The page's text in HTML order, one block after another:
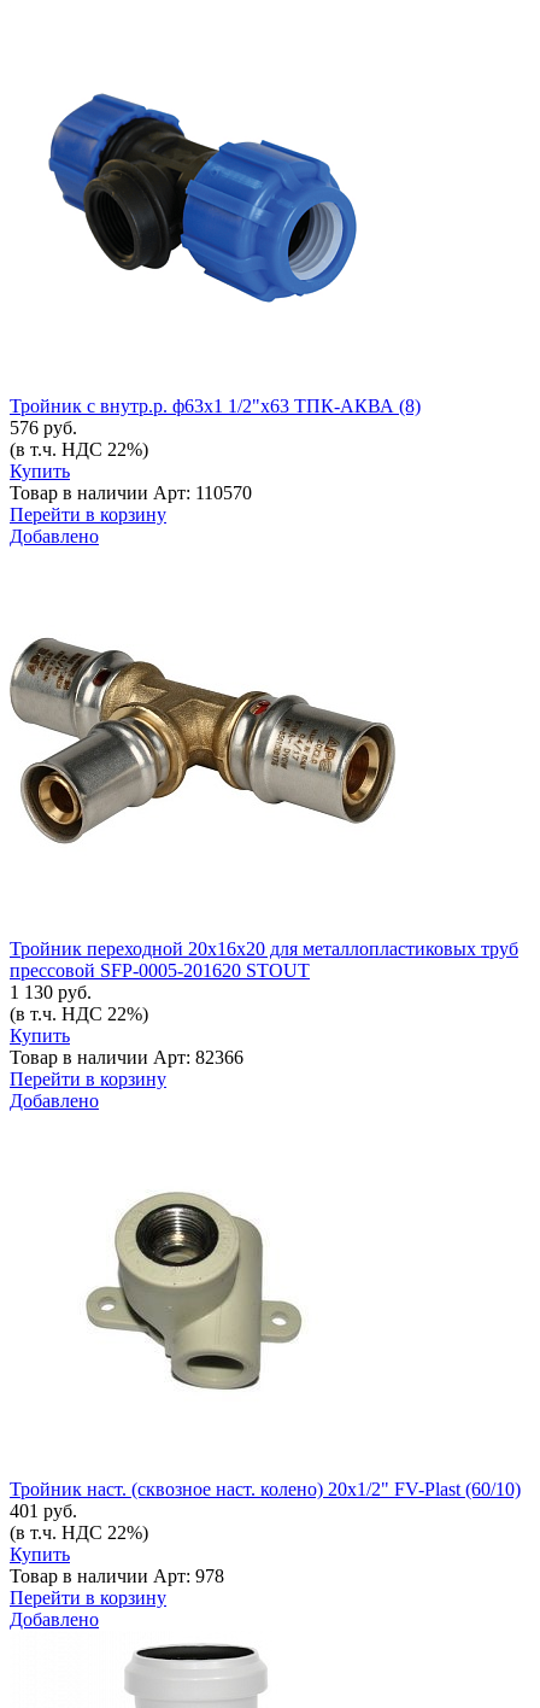
Тройник с внутр.р. ф63х1 1/2"х63 ТПК-АКВА (8)
576 руб.
(в т.ч. НДС 22%)
Купить
Товар в наличии Арт: 110570
Перейти в корзину
Добавлено
Тройник переходной 20х16х20 для металлопластиковых труб
прессовой SFP-0005-201620 STOUT
1 130 руб.
(в т.ч. НДС 22%)
Купить
Товар в наличии Арт: 82366
Перейти в корзину
Добавлено
Тройник наст. (сквозное наст. колено) 20х1/2" FV-Plast (60/10)
401 руб.
(в т.ч. НДС 22%)
Купить
Товар в наличии Арт: 978
Перейти в корзину
Добавлено